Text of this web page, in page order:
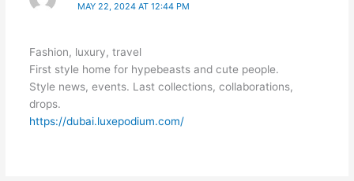
MAY 22, 2024 AT 12:44 PM
Fashion, luxury, travel
First style home for hypebeasts and cute people.
Style news, events. Last collections, collaborations,
drops.
https://dubai.luxepodium.com/